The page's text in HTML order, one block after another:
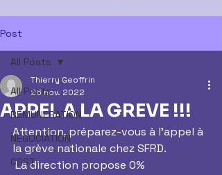
Post
All Posts
REMUNERATION
NEGOCIATION
CSST
All Posts
APPEL A LA GREVE !!!
Thierry Geoffrin
26 nov. 2022
Attention, préparez-vous à l’appel à
la grève nationale chez SFRD.
La direction propose 0%